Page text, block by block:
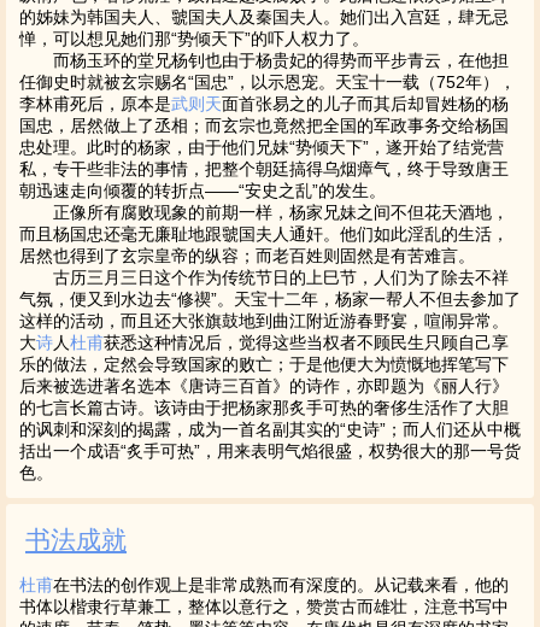
的姊妹为韩国夫人、虢国夫人及秦国夫人。她们出入宫廷，肆无忌
惮，可以想见她们那“势倾天下”的吓人权力了。
而杨玉环的堂兄杨钊也由于杨贵妃的得势而平步青云，在他担
任御史时就被玄宗赐名“国忠”，以示恩宠。天宝十一载（752年），
李林甫死后，原本是武则天面首张易之的儿子而其后却冒姓杨的杨
国忠，居然做上了丞相；而玄宗也竟然把全国的军政事务交给杨国
忠处理。此时的杨家，由于他们兄妹“势倾天下”，遂开始了结党营
私，专干些非法的事情，把整个朝廷搞得乌烟瘴气，终于导致唐王
朝迅速走向倾覆的转折点——“安史之乱”的发生。
正像所有腐败现象的前期一样，杨家兄妹之间不但花天酒地，
而且杨国忠还毫无廉耻地跟虢国夫人通奸。他们如此淫乱的生活，
居然也得到了玄宗皇帝的纵容；而老百姓则固然是有苦难言。
古历三月三日这个作为传统节日的上巳节，人们为了除去不祥
气氛，便又到水边去“修禊”。天宝十二年，杨家一帮人不但去参加了
这样的活动，而且还大张旗鼓地到曲江附近游春野宴，喧闹异常。
大诗人杜甫获悉这种情况后，觉得这些当权者不顾民生只顾自己享
乐的做法，定然会导致国家的败亡；于是他便大为愤慨地挥笔写下
后来被选进著名选本《唐诗三百首》的诗作，亦即题为《丽人行》
的七言长篇古诗。该诗由于把杨家那炙手可热的奢侈生活作了大胆
的讽刺和深刻的揭露，成为一首名副其实的“史诗”；而人们还从中概
括出一个成语“炙手可热”，用来表明气焰很盛，权势很大的那一号货
色。
书法成就
杜甫在书法的创作观上是非常成熟而有深度的。从记载来看，他的
书体以楷隶行草兼工，整体以意行之，赞赏古而雄壮，注意书写中